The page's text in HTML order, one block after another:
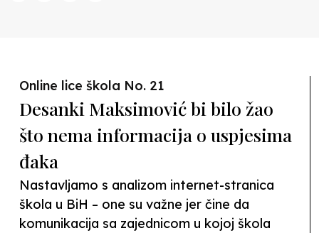
Online lice škola No. 21
Desanki Maksimović bi bilo žao
što nema informacija o uspjesima
đaka
Nastavljamo s analizom internet-stranica
škola u BiH – one su važne jer čine da
komunikacija sa zajednicom u kojoj škola